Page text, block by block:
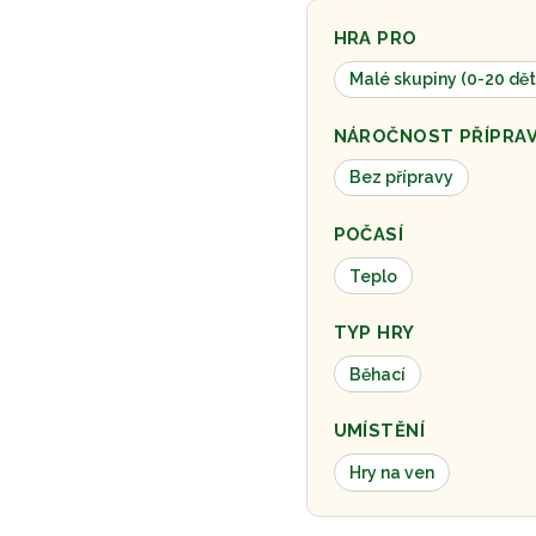
HRA PRO
Malé skupiny (0-20
NÁROČNOST
Bez přípravy
POČASÍ
Teplo
TYP HRY
Běhací
UMÍSTĚNÍ
Hry na ven